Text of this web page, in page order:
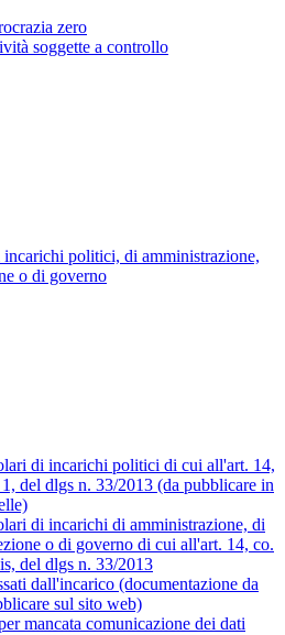
zero
soggette a controllo
politici, di amministrazione,
o di governo
di incarichi politici di cui all'art. 14,
del dlgs n. 33/2013 (da pubblicare in
di incarichi di amministrazione, di
o di governo di cui all'art. 14, co.
del dlgs n. 33/2013
dall'incarico (documentazione da
sul sito web)
mancata comunicazione dei dati